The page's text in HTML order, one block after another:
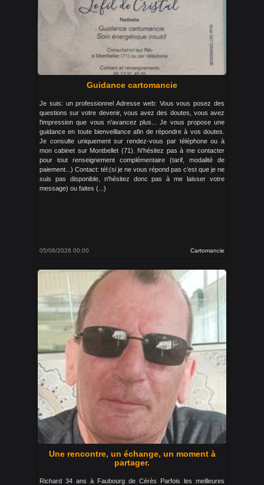
Guidance cartomancie
Je suis: un professionnel Adresse web: Vous vous posez des
questions sur votre devenir, vous avez des doutes, vous avez
l'impression que vous n'avancez plus... Je vous propose une
guidance en toute bienveillance afin de répondre à vos doutes.
Je consulte uniquement sur rendez-vous par téléphone ou à
mon cabinet sur Montbellet (71). N'hésitez pas à me contacter
pour tout renseignement complémentaire (tarif, modalité de
paiement...) Contact: tél:(si je ne vous répond pas c'est que je ne
suis pas disponible, n'hésitez donc pas à me laisser votre
message) ou faites (...)
05/08/2026 00:00 Cartomancie
Une rencontre, un échange, un moment à
partager.
Richard 34 ans à Faubourg de Cérès Parfois les meilleures